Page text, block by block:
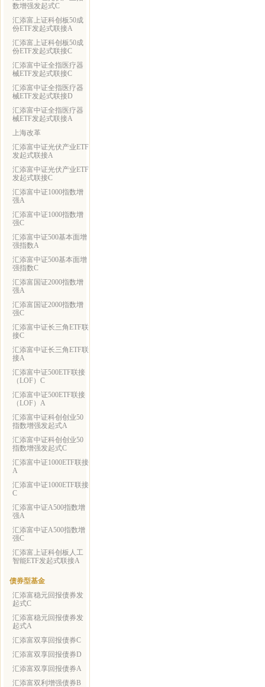
数增强发起式C
汇添富上证科创板50成
份ETF发起式联接A
汇添富上证科创板50成
份ETF发起式联接C
汇添富中证全指医疗器
械ETF发起式联接C
汇添富中证全指医疗器
械ETF发起式联接D
汇添富中证全指医疗器
械ETF发起式联接A
上海改革
汇添富中证光伏产业ETF
发起式联接A
汇添富中证光伏产业ETF
发起式联接C
汇添富中证1000指数增
强A
汇添富中证1000指数增
强C
汇添富中证500基本面增
强指数A
汇添富中证500基本面增
强指数C
汇添富国证2000指数增
强A
汇添富国证2000指数增
强C
汇添富中证长三角ETF联
接C
汇添富中证长三角ETF联
接A
汇添富中证500ETF联接
（LOF）C
汇添富中证500ETF联接
（LOF）A
汇添富中证科创创业50
指数增强发起式A
汇添富中证科创创业50
指数增强发起式C
汇添富中证1000ETF联接
A
汇添富中证1000ETF联接
C
汇添富中证A500指数增
强A
汇添富中证A500指数增
强C
汇添富上证科创板人工
智能ETF发起式联接A
债券型基金
汇添富稳元回报债券发
起式C
汇添富稳元回报债券发
起式A
汇添富双享回报债券C
汇添富双享回报债券D
汇添富双享回报债券A
汇添富双利增强债券B